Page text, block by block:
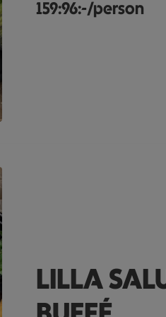
159:96:-/person
LILLA